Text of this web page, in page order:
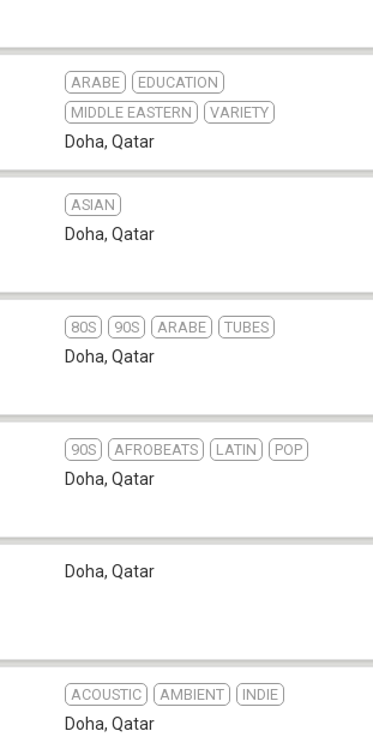
ARABE
EDUCATION
MIDDLE EASTERN
VARIETY
Doha, Qatar
ASIAN
Doha, Qatar
80S 90S ARABE TUBES
Doha, Qatar
90S AFROBEATS LATIN POP
Doha, Qatar
Doha, Qatar
ACOUSTIC AMBIENT INDIE
Doha, Qatar